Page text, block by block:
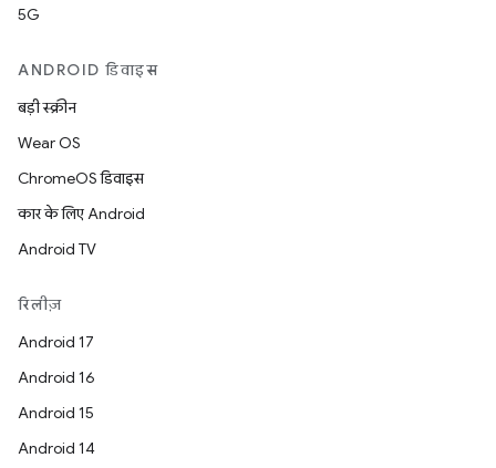
5G
ANDROID डिवाइस
बड़ी स्क्रीन
Wear OS
ChromeOS डिवाइस
कार के लिए Android
Android TV
रिलीज़
Android 17
Android 16
Android 15
Android 14